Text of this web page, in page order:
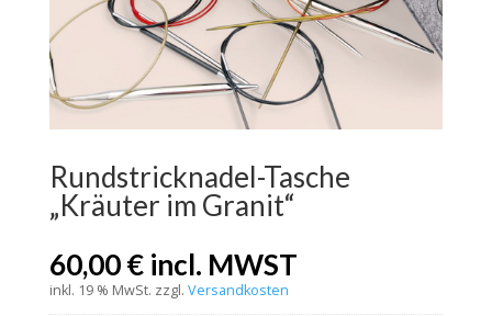
Rundstricknadel-Tasche
„Kräuter im Granit“
60,00€ incl. MWST
inkl. 19 % MwSt. zzgl. Versandkosten